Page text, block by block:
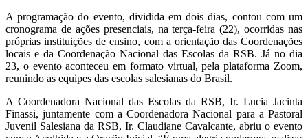
A programação do evento, dividida em dois dias, contou com um
cronograma de ações presenciais, na terça-feira (22), ocorridas nas
próprias instituições de ensino, com a orientação das Coordenações
locais e da Coordenação Nacional das Escolas da RSB. Já no dia
23, o evento aconteceu em formato virtual, pela plataforma Zoom,
reunindo as equipes das escolas salesianas do Brasil.
A Coordenadora Nacional das Escolas da RSB, Ir. Lucia Jacinta
Finassi, juntamente com a Coordenadora Nacional para a Pastoral
Juvenil Salesiana da RSB, Ir. Claudiane Cavalcante, abriu o evento